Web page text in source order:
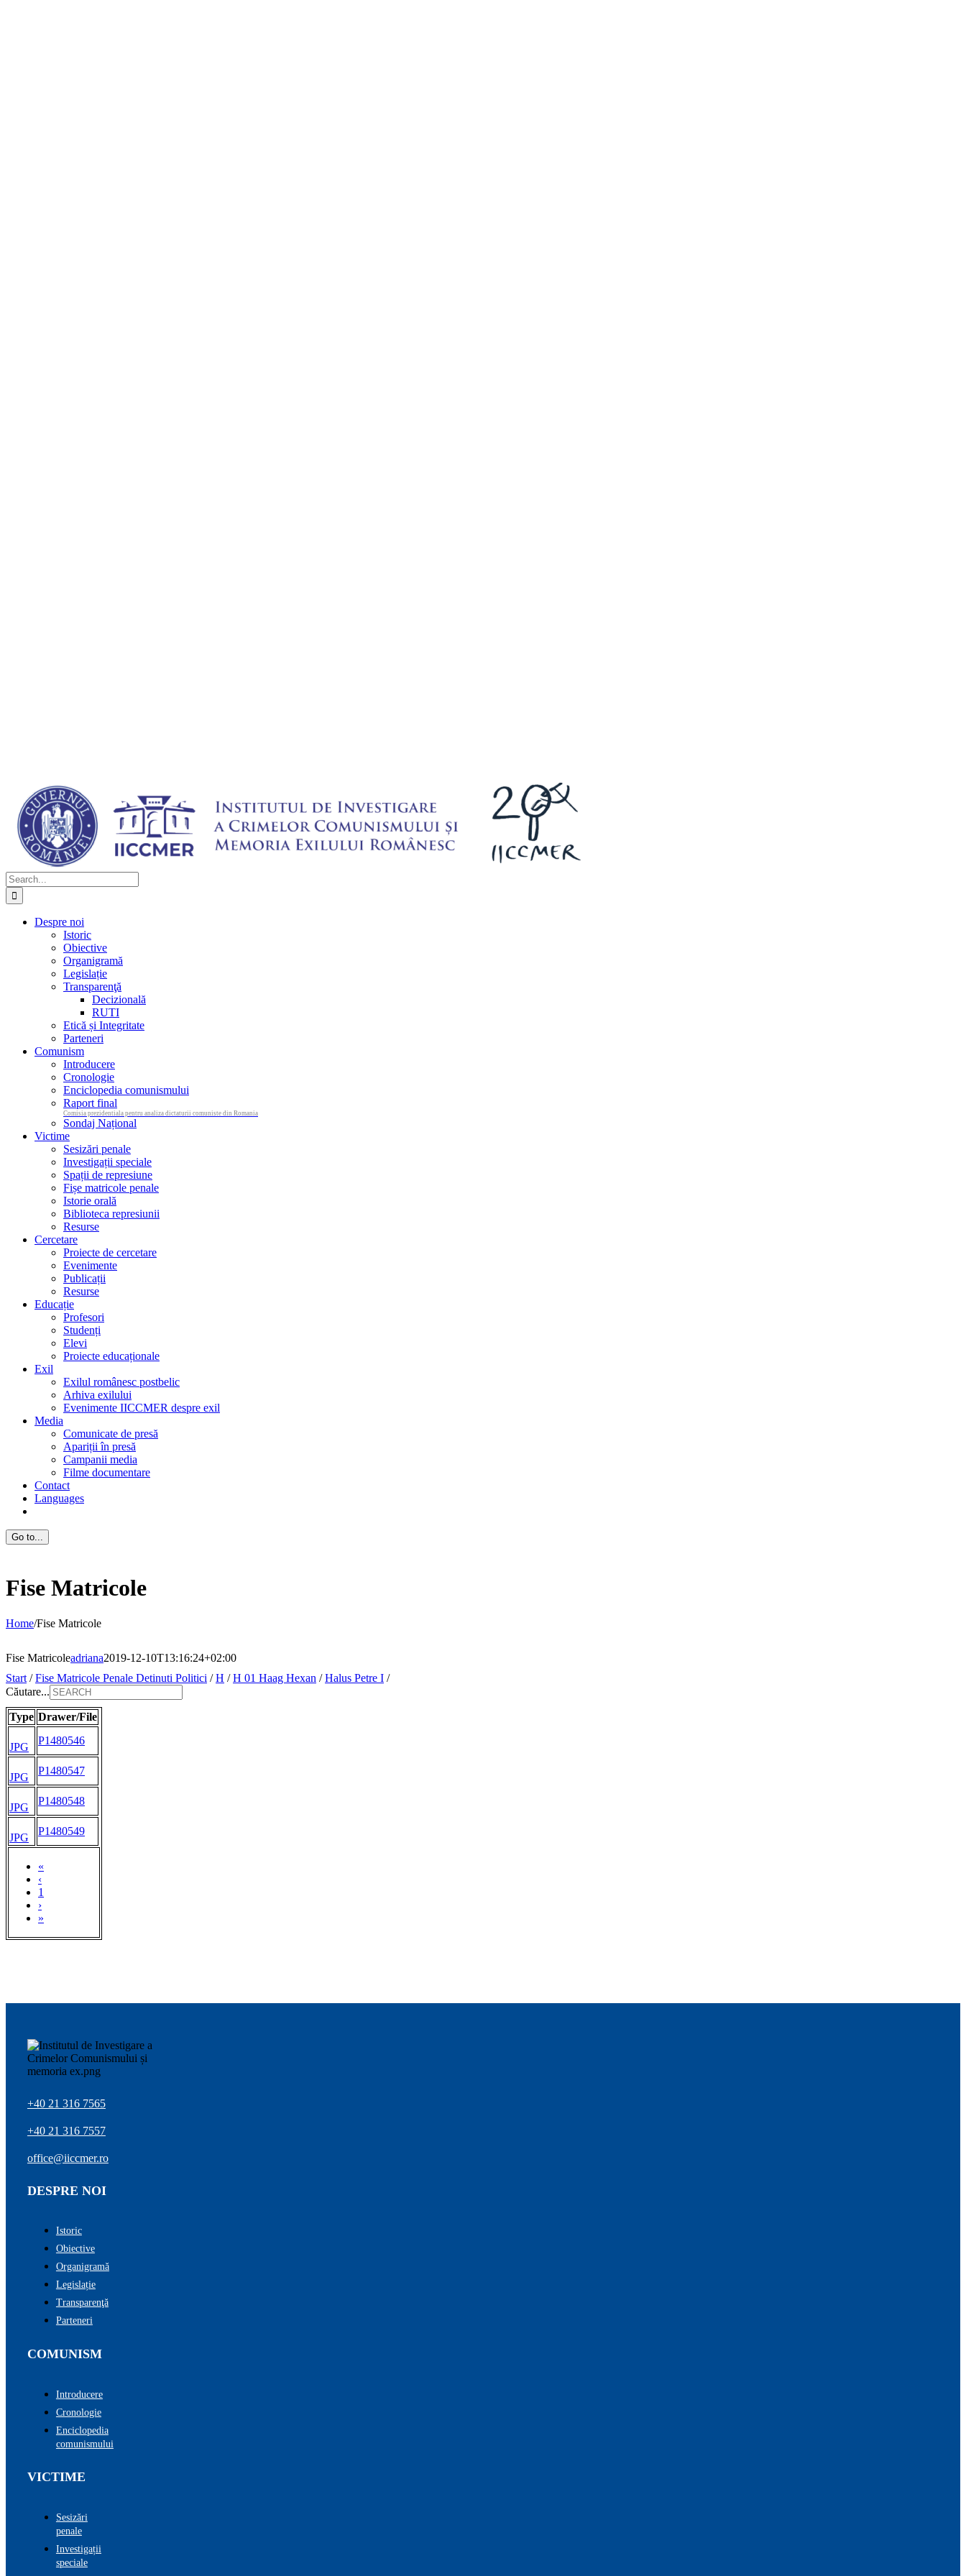
Search
for:
Despre noi
Istoric
Obiective
Organigramă
Legislație
Transparenţă
Decizională
RUTI
Etică și Integritate
Parteneri
Comunism
Introducere
Cronologie
Enciclopedia comunismului
Raport final
Comisia prezidentiala pentru analiza dictaturii comuniste din Romania
Sondaj Național
Victime
Sesizări penale
Investigații speciale
Spații de represiune
Fișe matricole penale
Istorie orală
Biblioteca represiunii
Resurse
Cercetare
Proiecte de cercetare
Evenimente
Publicații
Resurse
Educație
Profesori
Studenți
Elevi
Proiecte educaționale
Exil
Exilul românesc postbelic
Arhiva exilului
Evenimente IICCMER despre exil
Media
Comunicate de presă
Apariții în presă
Campanii media
Filme documentare
Contact
Languages
Go to...
Fise Matricole
Home/Fise Matricole
Fise Matricoleadriana2019-12-10T13:16:24+02:00
Start /Fise Matricole Penale Detinuti Politici /H /H 01 Haag Hexan /Halus Petre I /
Căutare...
Type Drawer/File
«
‹
1
›
»
JPG
P1480546
JPG
P1480547
JPG
P1480548
JPG
P1480549
+40 21 316 7565
+40 21 316 7557
office@iiccmer.ro
DESPRE NOI
Istoric
Obiective
Organigramă
Legislație
Transparenţă
Parteneri
COMUNISM
Introducere
Cronologie
Enciclopedia
comunismului
VICTIME
Sesizări
penale
Investigații
speciale